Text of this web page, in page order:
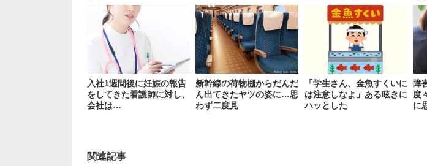
入社1週間後に妊娠の報告
をしてきた看護師に対し、
会社は…
新幹線の荷物棚からだんだ
ん出てきたヤツの姿に…思
わず二度見
「学生さん、金魚すくいに
は注意しなよ」ある呟きに
ハッとした
障
度
に
関連記事